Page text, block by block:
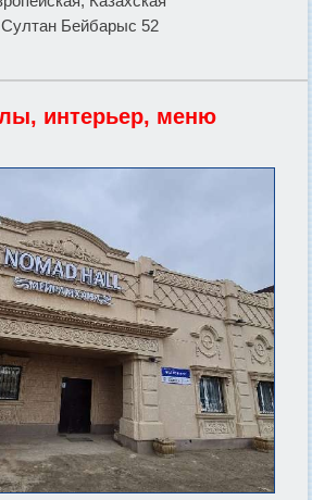
Султан Бейбарыс 52
интерьер, меню